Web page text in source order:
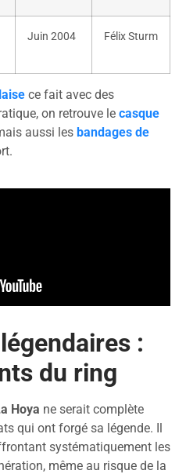
Juin 2004 Félix Sturm
ce fait avec des
on retrouve le casque
aussi les bandages de
:
du ring
Hoya ne serait complète
qui ont forgé sa légende. Il
systématiquement les
même au risque de la